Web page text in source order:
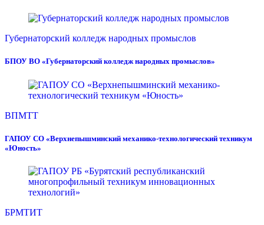
Губернаторский колледж народных промыслов
БПОУ ВО «Губернаторский колледж народных промыслов»
ВПМТТ
ГАПОУ СО «Верхнепышминский механико-технологический техникум
«Юность»
БРМТИТ